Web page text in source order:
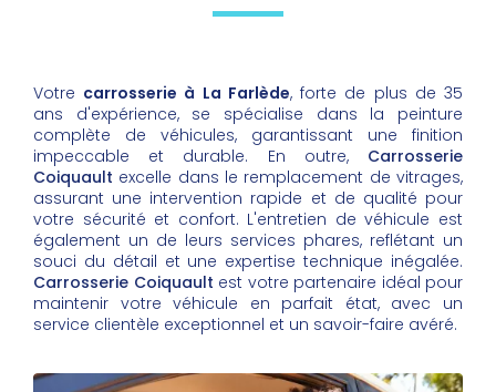
Votre carrosserie à La Farlède, forte de plus de 35
ans d'expérience, se spécialise dans la peinture
complète de véhicules, garantissant une finition
impeccable et durable. En outre, Carrosserie
Coiquault excelle dans le remplacement de vitrages,
assurant une intervention rapide et de qualité pour
votre sécurité et confort. L'entretien de véhicule est
également un de leurs services phares, reflétant un
souci du détail et une expertise technique inégalée.
Carrosserie Coiquault est votre partenaire idéal pour
maintenir votre véhicule en parfait état, avec un
service clientèle exceptionnel et un savoir-faire avéré.